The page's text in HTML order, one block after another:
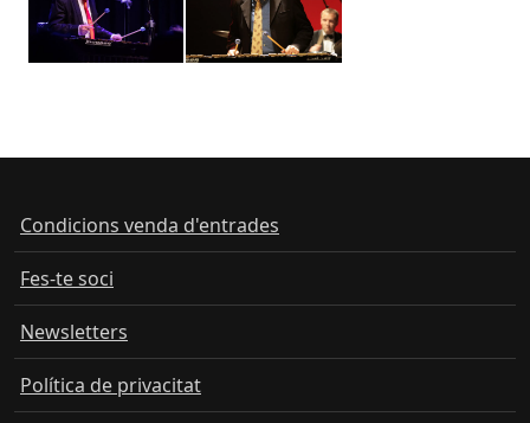
Condicions venda d'entrades
Fes-te soci
Newsletters
Política de privacitat